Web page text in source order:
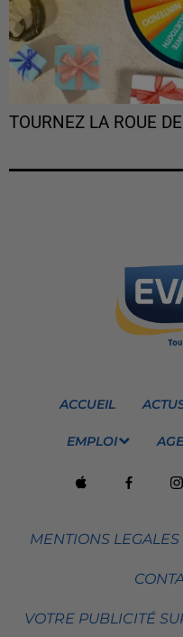
TOURNEZ LA ROUE
ACCUEIL
EMPLOI
MENTIONS LEGALES
VOTRE PUBLICITÉ